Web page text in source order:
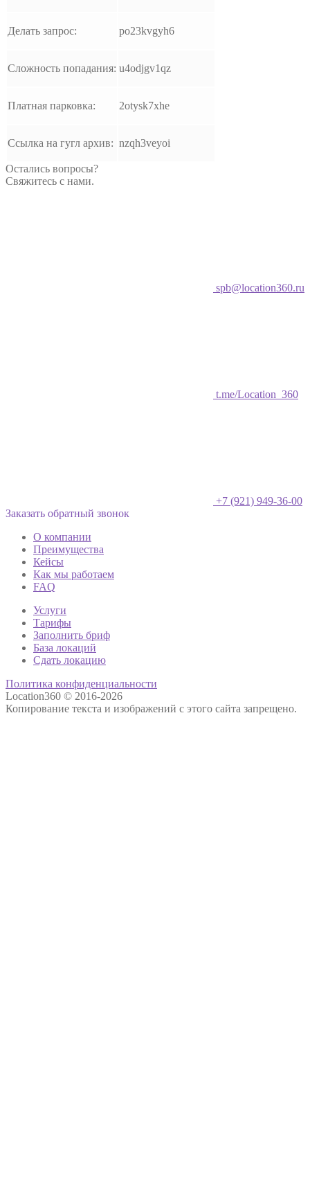
Делать запрос: po23kvgyh6
Сложность попадания: u4odjgv1qz
Платная парковка: 2otysk7xhe
Ссылка на гугл архив: nzqh3veyoi
Остались вопросы?
Свяжитесь с нами.
spb@location360.ru
t.me/Location_360
+7 (921) 949-36-00
Заказать обратный звонок
О компании
Преимущества
Кейсы
Как мы работаем
FAQ
Услуги
Тарифы
Заполнить бриф
База локаций
Сдать локацию
Политика конфиденциальности
Location360 © 2016-2026
Копирование текста и изображений с этого сайта запрещено.